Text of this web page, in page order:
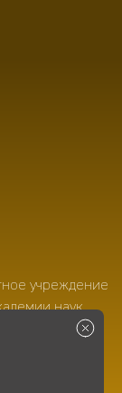
учреждение
наук,